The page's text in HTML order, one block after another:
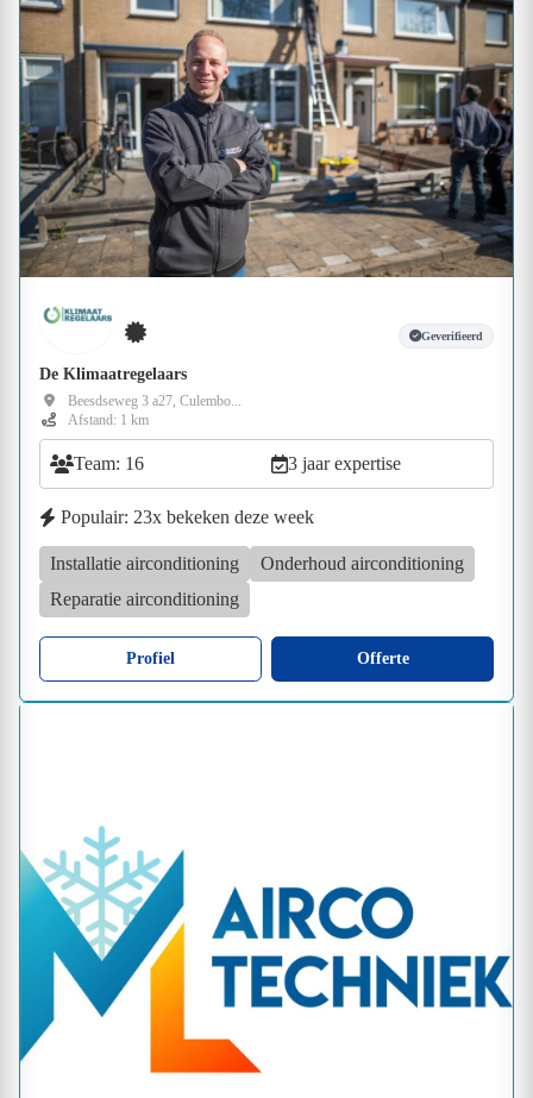
Geverifieerd
De Klimaatregelaars
Beesdseweg 3 a27, Culembo...
Afstand: 1 km
Team: 16 3 jaar expertise
Populair: 23x bekeken deze week
Installatie airconditioning
Onderhoud airconditioning
Reparatie airconditioning
Profiel Offerte